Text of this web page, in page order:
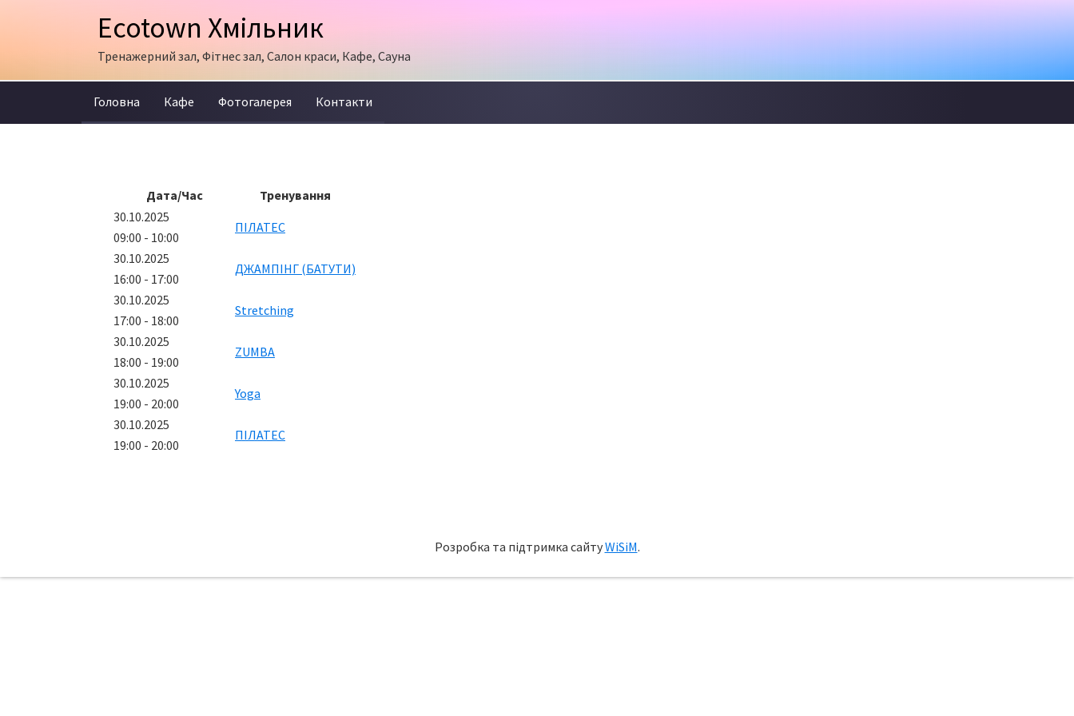
Ecotown Хмільник
Тренажерний зал, Фітнес зал, Салон краси, Кафе, Сауна
Головна Кафе Фотогалерея Контакти
Дата/Час
Тренування
30.10.2025
09:00 - 10:00
ПІЛАТЕС
30.10.2025
16:00 - 17:00
ДЖАМПІНГ (БАТУТИ)
30.10.2025
17:00 - 18:00
Stretching
30.10.2025
18:00 - 19:00
ZUMBA
30.10.2025
19:00 - 20:00
Yoga
30.10.2025
19:00 - 20:00
ПІЛАТЕС
Розробка та підтримка сайтуWiSiM.